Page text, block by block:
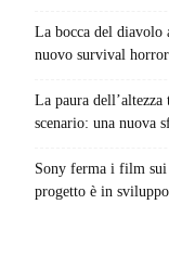
La bocca del diavolo
nuovo survival
La paura
scenario: una nuova
Sony ferma i film sui
progetto è in